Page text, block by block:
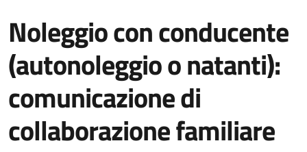
Noleggio con conducente
(autonoleggio o natanti):
comunicazione di
collaborazione familiare